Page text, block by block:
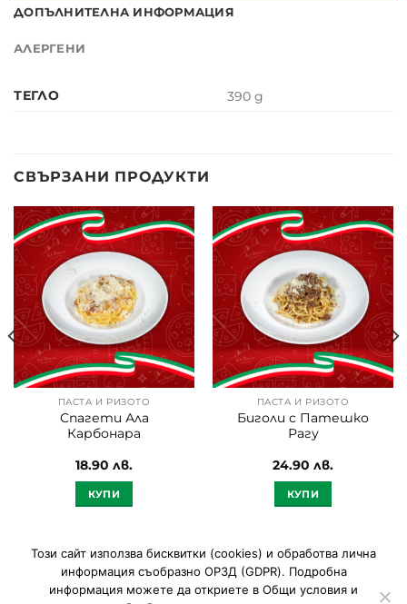
ДОПЪЛНИТЕЛНА ИНФОРМАЦИЯ
АЛЕРГЕНИ
ТЕГЛО 390 g
СВЪРЗАНИ ПРОДУКТИ
ПАСТА И РИЗОТО
Спагети Ала
Карбонара
18.90 лв.
КУПИ
ПАСТА И РИЗОТО
Биголи с Патешко
Рагу
24.90 лв.
КУПИ
РЕСТОРАНТ РЕЗЕРВАЦИЯ СЪБИТИЯ
КОНТАКТИ
PARK BOBY & KELLY
ОБЩИ УСЛОВИЯ И ОБРАБОТКА НА ЛИЧНИТЕ ДАННИ
Този сайт използва бисквитки (cookies) и обработва лична
информация съобразно ОРЗД (GDPR). Подробна
информация можете да откриете в Общи условия и